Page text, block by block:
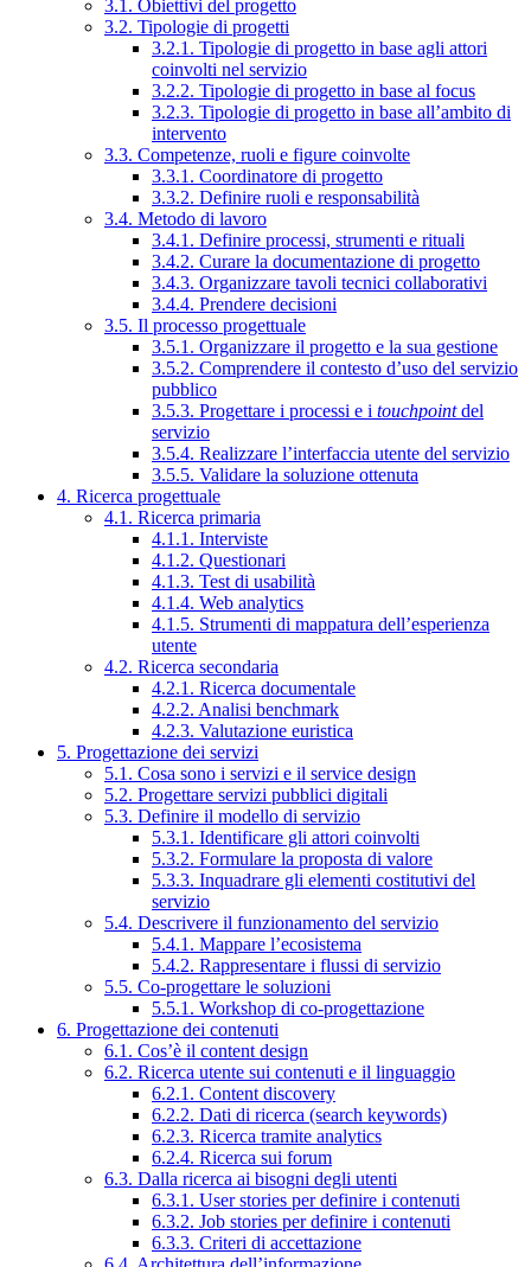
3.1. Obiettivi del progetto
3.2. Tipologie di progetti
3.2.1. Tipologie di progetto in base agli attori
coinvolti nel servizio
3.2.2. Tipologie di progetto in base al focus
3.2.3. Tipologie di progetto in base all’ambito di
intervento
3.3. Competenze, ruoli e figure coinvolte
3.3.1. Coordinatore di progetto
3.3.2. Definire ruoli e responsabilità
3.4. Metodo di lavoro
3.4.1. Definire processi, strumenti e rituali
3.4.2. Curare la documentazione di progetto
3.4.3. Organizzare tavoli tecnici collaborativi
3.4.4. Prendere decisioni
3.5. Il processo progettuale
3.5.1. Organizzare il progetto e la sua gestione
3.5.2. Comprendere il contesto d’uso del servizio
pubblico
3.5.3. Progettare i processi e i touchpointdel
servizio
3.5.4. Realizzare l’interfaccia utente del servizio
3.5.5. Validare la soluzione ottenuta
4. Ricerca progettuale
4.1. Ricerca primaria
4.1.1. Interviste
4.1.2. Questionari
4.1.3. Test di usabilità
4.1.4. Web analytics
4.1.5. Strumenti di mappatura dell’esperienza
utente
4.2. Ricerca secondaria
4.2.1. Ricerca documentale
4.2.2. Analisi benchmark
4.2.3. Valutazione euristica
5. Progettazione dei servizi
5.1. Cosa sono i servizi e il service design
5.2. Progettare servizi pubblici digitali
5.3. Definire il modello di servizio
5.3.1. Identificare gli attori coinvolti
5.3.2. Formulare la proposta di valore
5.3.3. Inquadrare gli elementi costitutivi del
servizio
5.4. Descrivere il funzionamento del servizio
5.4.1. Mappare l’ecosistema
5.4.2. Rappresentare i flussi di servizio
5.5. Co-progettare le soluzioni
5.5.1. Workshop di co-progettazione
6. Progettazione dei contenuti
6.1. Cos’è il content design
6.2. Ricerca utente sui contenuti e il linguaggio
6.2.1. Content discovery
6.2.2. Dati di ricerca (search keywords)
6.2.3. Ricerca tramite analytics
6.2.4. Ricerca sui forum
6.3. Dalla ricerca ai bisogni degli utenti
6.3.1. User stories per definire i contenuti
6.3.2. Job stories per definire i contenuti
6.3.3. Criteri di accettazione